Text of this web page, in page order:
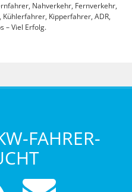
Nahverkehr, Fernverkehr,
Kühlerfahrer, Kipperfahrer, ADR,
– Viel Erfolg.
FAHRER-